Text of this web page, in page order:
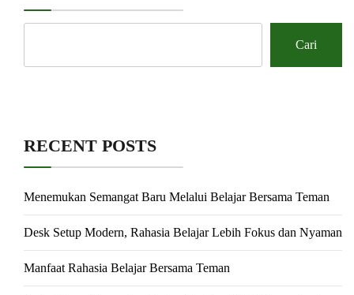
Cari
RECENT POSTS
Menemukan Semangat Baru Melalui Belajar Bersama Teman
Desk Setup Modern, Rahasia Belajar Lebih Fokus dan Nyaman
Manfaat Rahasia Belajar Bersama Teman